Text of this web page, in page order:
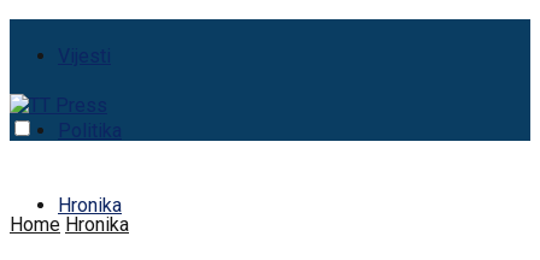
Vijesti
Politika
Hronika
Home Hronika